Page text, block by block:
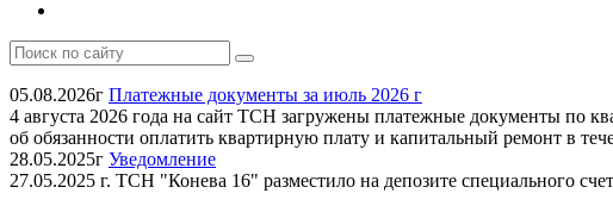
05.08.2026г Платежные документы за июль 2026 г
4 августа 2026 года на сайт ТСН загружены платежные документы по
об обязанности оплатить квартирную плату и капитальный ремонт в
28.05.2025г Уведомление
27.05.2025 г. ТСН "Конева 16" разместило на депозите специального